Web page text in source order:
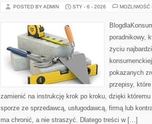
POSTED BY ADMIN STY - 6 - 2026 MOŻLIWOŚĆ
poradnikowy,
życiu
pokazanych
przepisy,
zamienić na instrukcję krok po kroku, dzięki
sporze ze sprzedawcą, usługodawcą, firmą lub
ma chronić, a nie straszyć. Dlatego treści w […]